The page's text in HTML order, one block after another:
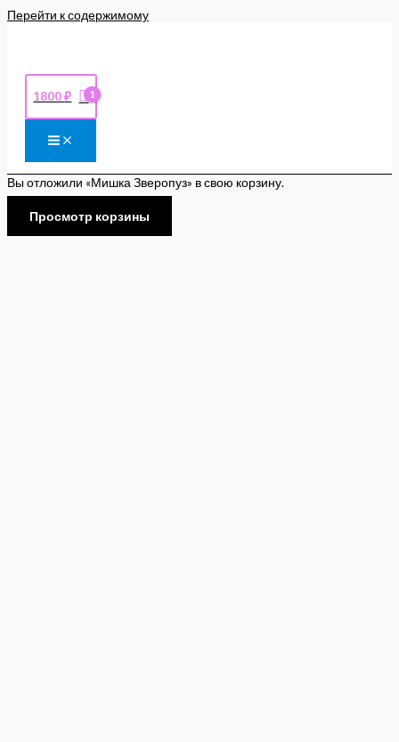
Перейти к содержимому
1800₽
Вы отложили «Мишка Зверопуз» в свою корзину.
Просмотр корзины